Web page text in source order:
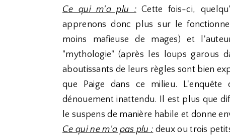
Ce qui m'a plu :Cette fois-ci,
apprenons donc plus sur le
moins mafieuse de mages) et
"mythologie" (après les loups garous
aboutissants de leurs règles sont bien
que Paige dans ce milieu.
dénouement inattendu. Il est plus que
le suspens de manière habile et donne
Ce qui ne m'a pas plu : deux ou trois